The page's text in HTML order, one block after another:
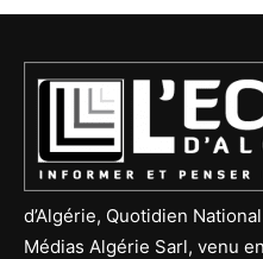
d’Algérie, Quotidien
Médias Algérie Sarl, venu